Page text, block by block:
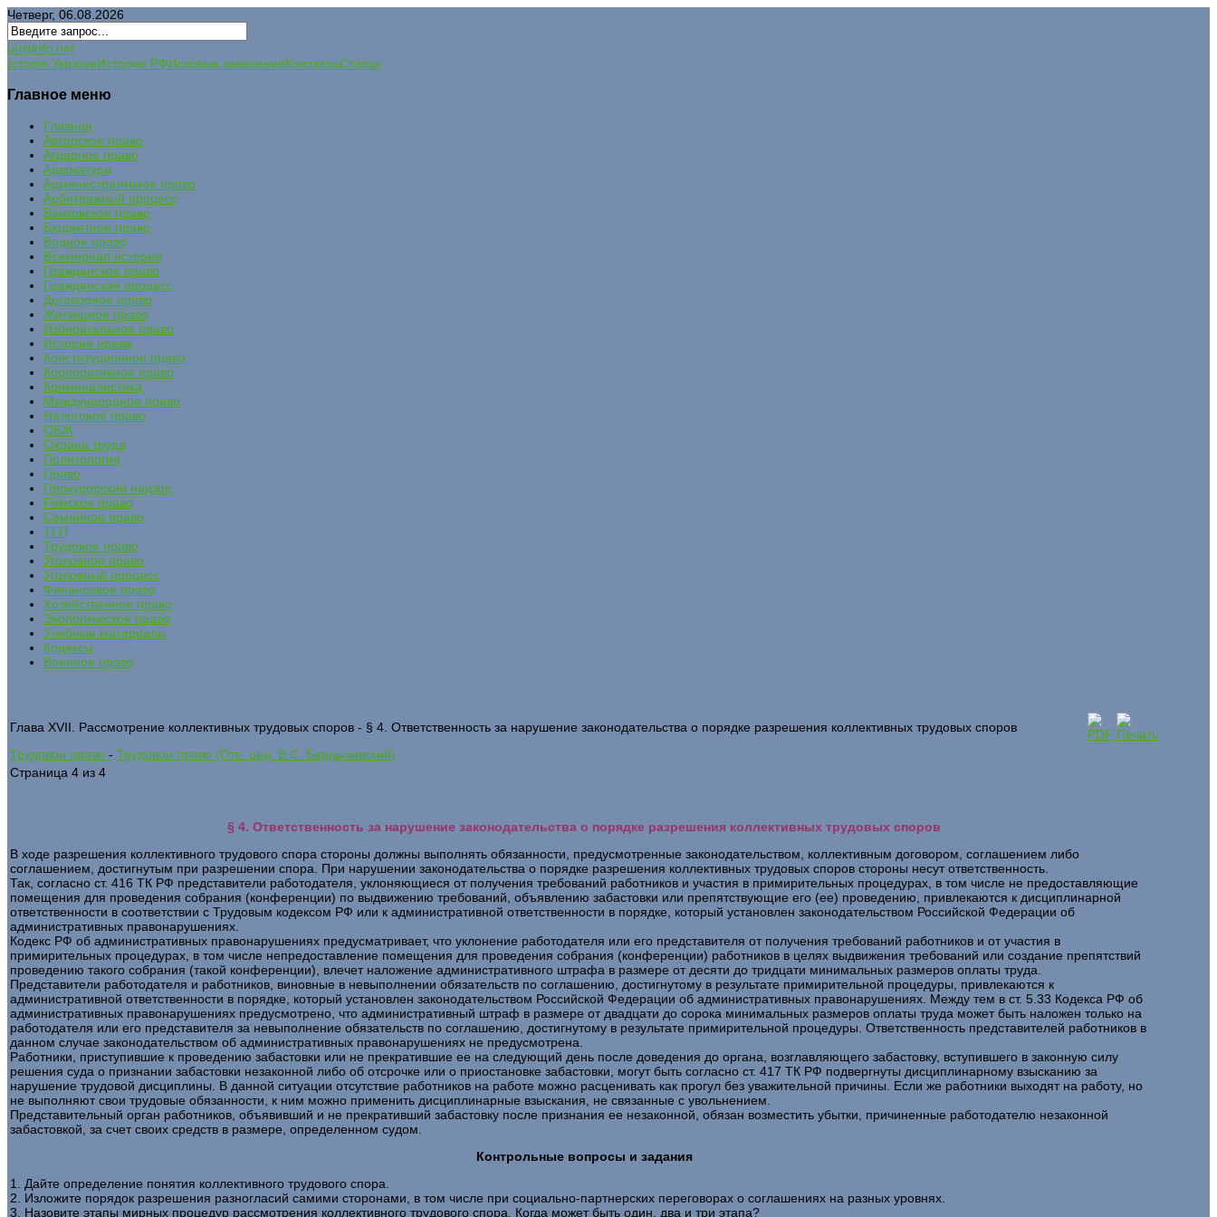
Четверг, 06.08.2026
uristinfo.net
Історія УкраїниИстория РФИсковые заявленияКонтактыСтатьи
Главное меню
Главная
Авторское право
Аграрное право
Адвокатура
Административное право
Арбитражный процесс
Банковское право
Бюджетное право
Водное право
Всемирная история
Гражданское право
Гражданский процесс
Договорное право
Жилищное право
Избирательное право
История права
Конституционное право
Корпоративное право
Криминалистика
Международное право
Налоговое право
ОБЖ
Охрана труда
Политология
Право
Прокурорский надзор
Римское право
Семейное право
ТГП
Трудовое право
Уголовное право
Уголовный процесс
Финансовое право
Хозяйственное право
Экологическое право
Учебные материалы
Кодексы
Военное право
Глава XVII. Рассмотрение коллективных трудовых споров - § 4. Ответственность за нарушение законодательства о порядке разрешения коллективных трудовых споров
Трудовое право - Трудовое право (Отв. ред. В.С. Бердычевский)
Страница 4 из 4
§ 4. Ответственность за нарушение законодательства о порядке разрешения коллективных трудовых споров
В ходе разрешения коллективного трудового спора стороны должны выполнять обязанности, предусмотренные законодательством, коллективным договором, соглашением либо
соглашением, достигнутым при разрешении спора. При нарушении законодательства о порядке разрешения коллективных трудовых споров стороны несут ответственность.
Так, согласно ст. 416 ТК РФ представители работодателя, уклоняющиеся от получения требований работников и участия в примирительных процедурах, в том числе не предоставляющие
помещения для проведения собрания (конференции) по выдвижению требований, объявлению забастовки или препятствующие его (ее) проведению, привлекаются к дисциплинарной
ответственности в соответствии с Трудовым кодексом РФ или к административной ответственности в порядке, который установлен законодательством Российской Федерации об
административных правонарушениях.
Кодекс РФ об административных правонарушениях предусматривает, что уклонение работодателя или его представителя от получения требований работников и от участия в
примирительных процедурах, в том числе непредоставление помещения для проведения собрания (конференции) работников в целях выдвижения требований или создание препятствий
проведению такого собрания (такой конференции), влечет наложение административного штрафа в размере от десяти до тридцати минимальных размеров оплаты труда.
Представители работодателя и работников, виновные в невыполнении обязательств по соглашению, достигнутому в результате примирительной процедуры, привлекаются к
административной ответственности в порядке, который установлен законодательством Российской Федерации об административных правонарушениях. Между тем в ст. 5.33 Кодекса РФ об
административных правонарушениях предусмотрено, что административный штраф в размере от двадцати до сорока минимальных размеров оплаты труда может быть наложен только на
работодателя или его представителя за невыполнение обязательств по соглашению, достигнутому в результате примирительной процедуры. Ответственность представителей работников в
данном случае законодательством об административных правонарушениях не предусмотрена.
Работники, приступившие к проведению забастовки или не прекратившие ее на следующий день после доведения до органа, возглавляющего забастовку, вступившего в законную силу
решения суда о признании забастовки незаконной либо об отсрочке или о приостановке забастовки, могут быть согласно ст. 417 ТК РФ подвергнуты дисциплинарному взысканию за
нарушение трудовой дисциплины. В данной ситуации отсутствие работников на работе можно расценивать как прогул без уважительной причины. Если же работники выходят на работу, но
не выполняют свои трудовые обязанности, к ним можно применить дисциплинарные взыскания, не связанные с увольнением.
Представительный орган работников, объявивший и не прекративший забастовку после признания ее незаконной, обязан возместить убытки, причиненные работодателю незаконной
забастовкой, за счет своих средств в размере, определенном судом.
Контрольные вопросы и задания
1. Дайте определение понятия коллективного трудового спора.
2. Изложите порядок разрешения разногласий самими сторонами, в том числе при социально-партнерских переговорах о соглашениях на разных уровнях.
3. Назовите этапы мирных процедур рассмотрения коллективного трудового спора. Когда может быть один, два и три этапа?